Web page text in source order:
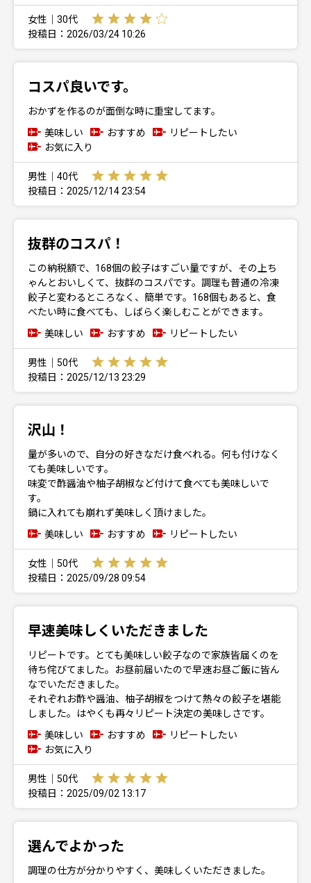
女性｜30代
投稿日：2026/03/24 10:26
コスパ良いです。
おかずを作るのが面倒な時に重宝してます。
美味しい
おすすめ
リピートしたい
お気に入り
男性｜40代
投稿日：2025/12/14 23:54
抜群のコスパ！
この納税額で、168個の餃子はすごい量ですが、その上ち
ゃんとおいしくて、抜群のコスパです。調理も普通の冷凍
餃子と変わるところなく、簡単です。168個もあると、食
べたい時に食べても、しばらく楽しむことができます。
美味しい
おすすめ リピートしたい
男性｜50代
投稿日：2025/12/13 23:29
沢山！
量が多いので、自分の好きなだけ食べれる。何も付けなく
ても美味しいです。
味変で酢醤油や柚子胡椒など付けて食べても美味しいで
す。
鍋に入れても崩れず美味しく頂けました。
美味しい
おすすめ リピートしたい
女性｜50代
投稿日：2025/09/28 09:54
早速美味しくいただきました
リピートです。とても美味しい餃子なので家族皆届くのを
待ち侘びてました。お昼前届いたので早速お昼ご飯に皆ん
なでいただきました。
それぞれお酢や醤油、柚子胡椒をつけて熱々の餃子を堪能
しました。はやくも再々リピート決定の美味しさです。
美味しい
おすすめ
リピートしたい
お気に入り
男性｜50代
投稿日：2025/09/02 13:17
選んでよかった
調理の仕方が分かりやすく、美味しくいただきました。